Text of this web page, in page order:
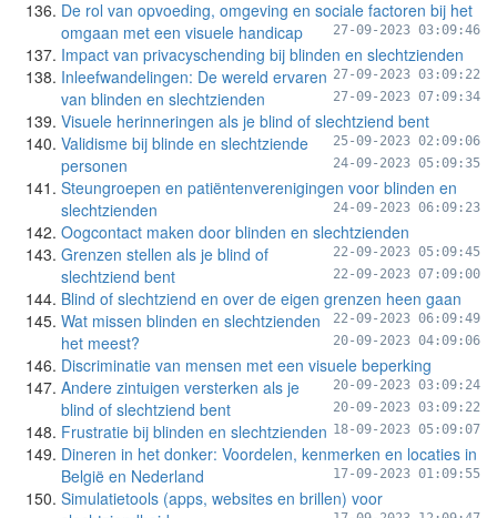
De rol van opvoeding, omgeving en sociale factoren bij het
omgaan met een visuele handicap
27-09-2023 03:09:46
Impact van privacyschending bij blinden en slechtzienden
27-09-2023 03:09:22
Inleefwandelingen: De wereld ervaren
van blinden en slechtzienden
27-09-2023 07:09:34
Visuele herinneringen als je blind of slechtziend bent
25-09-2023 02:09:06
Validisme bij blinde en slechtziende
personen
24-09-2023 05:09:35
Steungroepen en patiëntenverenigingen voor blinden en
slechtzienden
24-09-2023 06:09:23
Oogcontact maken door blinden en slechtzienden
22-09-2023 05:09:45
Grenzen stellen als je blind of
slechtziend bent
22-09-2023 07:09:00
Blind of slechtziend en over de eigen grenzen heen gaan
22-09-2023 06:09:49
Wat missen blinden en slechtzienden
het meest?
20-09-2023 04:09:06
Discriminatie van mensen met een visuele beperking
20-09-2023 03:09:24
Andere zintuigen versterken als je
blind of slechtziend bent
20-09-2023 03:09:22
Frustratie bij blinden en slechtzienden 18-09-2023 05:09:07
Dineren in het donker: Voordelen, kenmerken en locaties in
België en Nederland
17-09-2023 01:09:55
Simulatietools (apps, websites en brillen) voor